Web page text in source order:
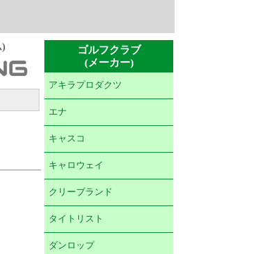
)
ゴルフクラブ
(メーカー)
アキラプロダクツ
エナ
キャスコ
キャロウェイ
クリーブランド
タイトリスト
ダンロップ